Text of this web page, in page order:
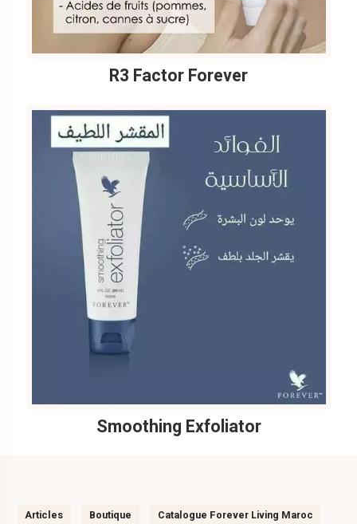
R3 Factor Forever
Smoothing Exfoliator
Articles Boutique Catalogue Forever Living Maroc